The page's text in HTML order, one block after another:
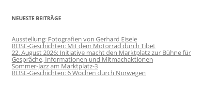
NEUESTE BEITRÄGE
Ausstellung: Fotografien von Gerhard Eisele
RE!SE-Geschichten: Mit dem Motorrad durch Tibet
22. August 2026: Initiative macht den Marktplatz zur Bühne für
Gespräche, Informationen und Mitmachaktionen
Sommer-Jazz am Marktplatz-3
RE!SE-Geschichten: 6 Wochen durch Norwegen